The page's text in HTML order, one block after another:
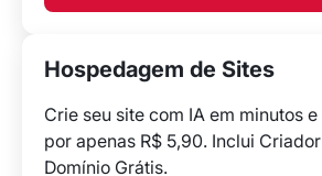
Hospedagem de Sites
Crie seu site com IA em minutos
por apenas R$ 5,90. Inclui
Domínio Grátis.